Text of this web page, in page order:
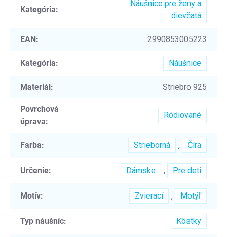
Kategória:
Náušnice pre ženy a
dievčatá
EAN: 2990853005223
Kategória: Náušnice
Materiál: Striebro 925
Povrchová
úprava:
Ródiované
Farba: Strieborná , Číra
Určenie: Dámske , Pre deti
Motív: Zvierací , Motýľ
Typ náušníc: Kôstky